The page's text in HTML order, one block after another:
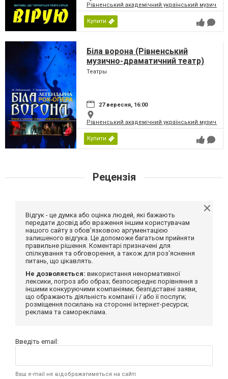
Рівненський академічний український музично-
Купити
Біла ворона (Рівненський
музично-драматичний театр)
Театры
27 вересня, 16:00
Рівненський академічний український музично-
Купити
Рецензія
Відгук - це думка або оцінка людей, які бажають
передати досвід або враження іншим користувачам
нашого сайту з обов'язковою аргументацією
залишеного відгука. Це допоможе багатьом прийняти
правильне рішення. Коментарі призначені для
спілкування та обговорення, а також для роз'яснення
питань, що цікавлять.
Не дозволяється: використання ненормативної
лексики, погроз або образ; безпосереднє порівняння з
іншими конкуруючими компаніями; безпідставні заяви,
що ображають діяльність компанії і / або її послуги;
розміщення посилань на сторонні інтернет-ресурси;
реклама та самореклама.
Введіть email:
Ваш e-mail не відображатиметься на сайті